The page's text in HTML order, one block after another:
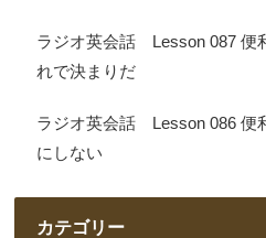
ラジオ英会話 Lesson 087 便
れで決まりだ
ラジオ英会話 Lesson 086
にしない
カテゴリー